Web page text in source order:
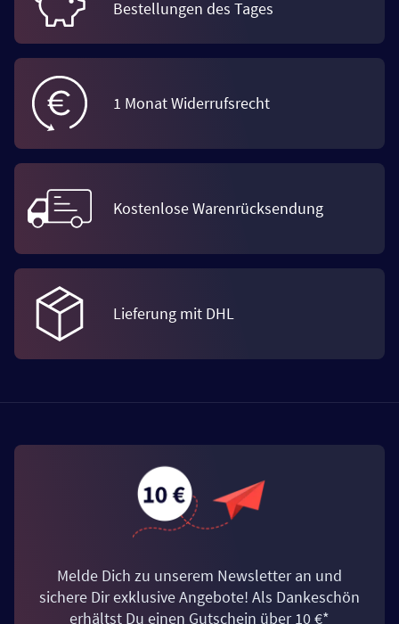
Bestellungen des Tages
1 Monat Widerrufsrecht
Kostenlose Warenrücksendung
Lieferung mit DHL
Melde Dich zu unserem Newsletter an und
sichere Dir exklusive Angebote! Als Dankeschön
erhältst Du einen Gutschein über 10 €*